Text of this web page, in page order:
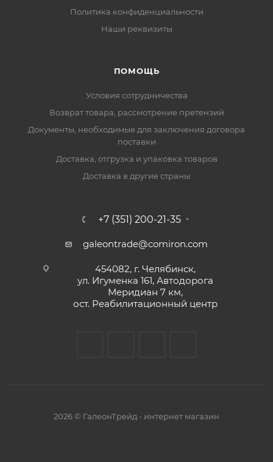
Политика конфиденциальности
Наши реквизиты
ПОМОЩЬ
Условия сотрудничества
Возврат товара, рассмотрение претензий
Документы, необходимые для заключения договора
поставки
Доставка, отгрузка и упаковка товаров
Доставка в другие страны
+7 (351) 200-21-35
galeontrade@comiron.com
454082, г. Челябинск,
ул. Игуменка 161, Автодорога
Меридиан 7 км,
ост. Реабилитационный центр
2026 © ГалеонТрейд - интернет магазин